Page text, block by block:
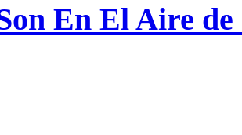
En El Aire